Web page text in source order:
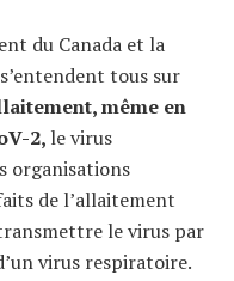
du Canada et la
tous sur
même en
2, le virus
organisations
de l’allaitement
le virus par
virus respiratoire.